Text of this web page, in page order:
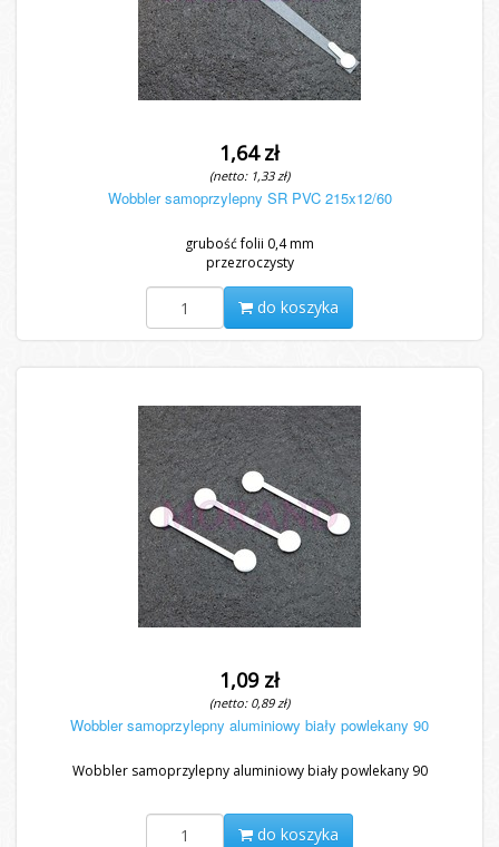
1,64 zł
(netto: 1,33 zł)
Wobbler samoprzylepny SR PVC 215x12/60
grubość folii 0,4 mm
przezroczysty
do koszyka
1,09 zł
(netto: 0,89 zł)
Wobbler samoprzylepny aluminiowy biały powlekany 90
Wobbler samoprzylepny aluminiowy biały powlekany 90
do koszyka